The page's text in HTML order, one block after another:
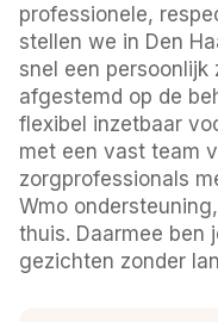
professionele,
stellen we in Den
snel een
afgestemd op de
flexibel inzetbaar
met een vast team
zorgprofessionals
Wmo
thuis. Daarmee ben
gezichten zonder